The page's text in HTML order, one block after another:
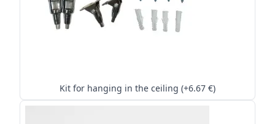
Kit for hanging in the ceiling (+6.67 €)